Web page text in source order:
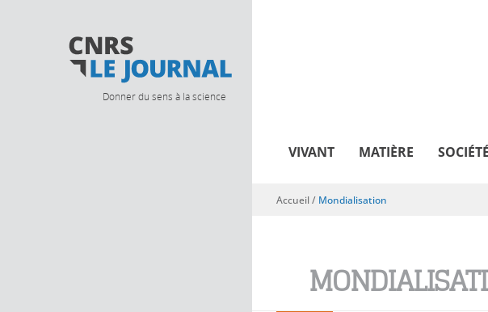
Donner du sens à la science
VIVANT MATIÈRE
Vous êtes ici
Accueil/ Mondialisation